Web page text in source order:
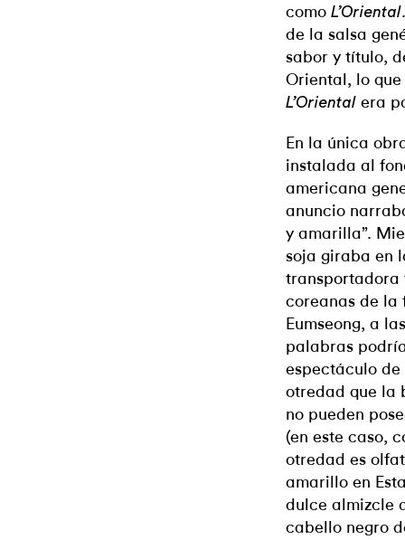
como L’Oriental
de la salsa
sabor y título,
Oriental, lo
L’Oriental era
En la única
instalada al
americana
anuncio
y amarilla”.
soja giraba en
coreanas de la
Eumseong, a
palabras
espectáculo de
otredad que la
no pueden
(en este caso,
otredad es
amarillo en
dulce almizcle
cabello negro